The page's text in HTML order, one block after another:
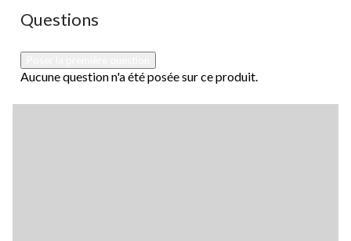
Aucune question n'a été posée sur ce produit.
Questions
Aucune question n'a été posée sur ce produit.